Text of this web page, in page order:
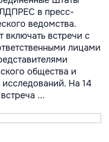
в пресс-
ведомства.
включать встречи с
лицами
общества и
исследований. На 14
...